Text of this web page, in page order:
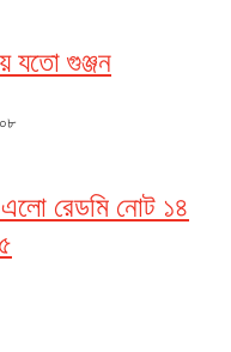
যতো গুঞ্জন
এলো রেডমি নোট ১৪